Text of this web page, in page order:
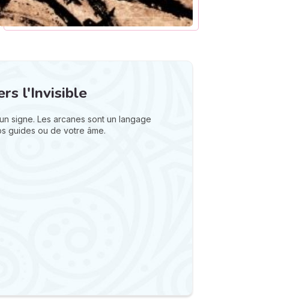
l'Invisible
signe. Les arcanes sont un langage
guides ou de votre âme.